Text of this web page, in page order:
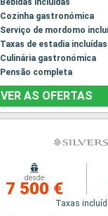
Bebidas incluídas
Cozinha gastronómica
Serviço de mordomo
Taxas de estadia incluídas
Culinária gastronómica
Pensão completa
VER AS OFERTAS
desde
7 500 €
Taxas